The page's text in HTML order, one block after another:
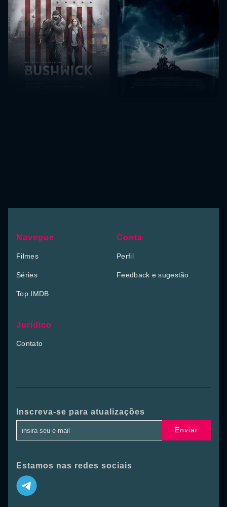
Navegue
Filmes
Séries
Top IMDB
Conta
Perfil
Feedback e sugestão
Jurídico
Contato
Inscreva-se para atualizações
Enviar
Estamos nas redes sociais